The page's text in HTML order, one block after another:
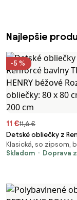
Najlepšie
-5 %
11 €11,6 €
Detské obliečky z
bavlny TEDDY HENRY
Rozmer obliečky: 80
Klasická, so zipsom,
Skladom
Doprava